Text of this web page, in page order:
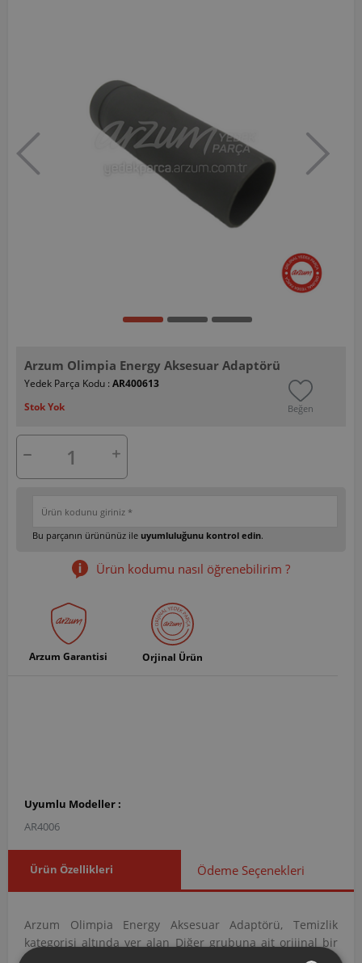
Arzum Olimpia Energy Aksesuar Adaptörü
Yedek Parça Kodu : AR400613
Stok Yok
Beğen
Bu parçanın ürününüz ile uyumluluğunu kontrol edin.
Ürün kodumu nasıl öğrenebilirim ?
Arzum Garantisi Orjinal Ürün
Uyumlu Modeller :
AR4006
Ürün Özellikleri Ödeme Seçenekleri
Arzum Olimpia Energy Aksesuar Adaptörü, Temizlik
kategorisi altında yer alan Diğer grubuna ait orijinal bir